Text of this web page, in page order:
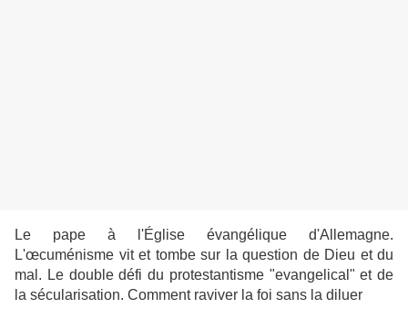
Le pape à l'Église évangélique d'Allemagne.
L'œcuménisme vit et tombe sur la question de Dieu et du
mal. Le double défi du protestantisme "evangelical" et de
la sécularisation. Comment raviver la foi sans la diluer